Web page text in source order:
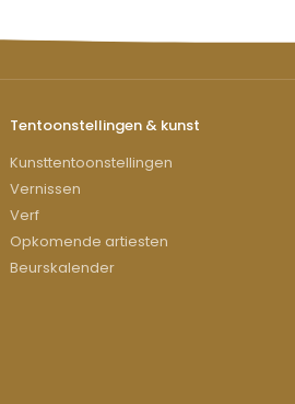
Tentoonstellingen & kunst
Kunsttentoonstellingen
Vernissen
Verf
Opkomende artiesten
Beurskalender